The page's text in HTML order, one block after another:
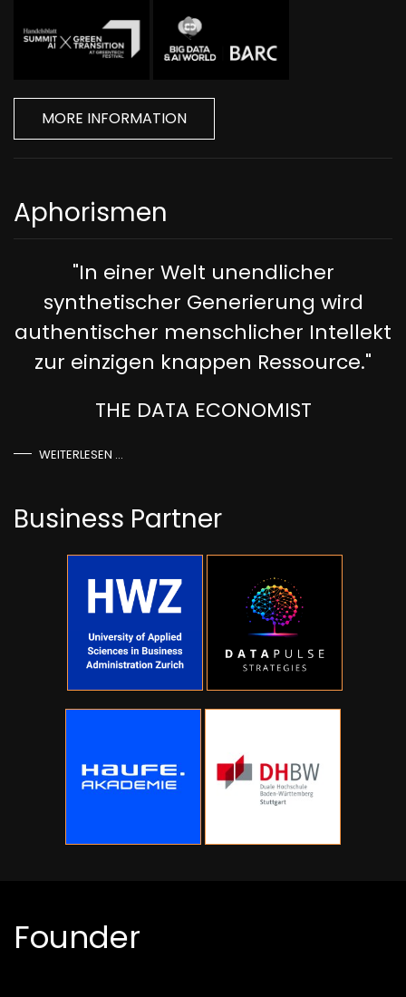
MORE INFORMATION
Aphorismen
"In einer Welt unendlicher
synthetischer Generierung wird
authentischer menschlicher Intellekt
zur einzigen knappen Ressource."
THE DATA ECONOMIST
WEITERLESEN …
Business Partner
Founder